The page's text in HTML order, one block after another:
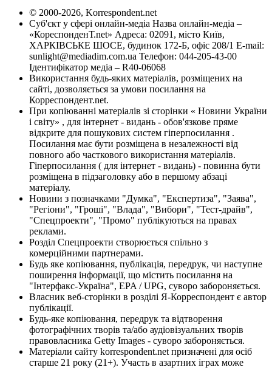
© 2000-2026, Korrespondent.net
Суб'єкт у сфері онлайн-медіа Назва онлайн-медіа –
«КореспонденТ.net» Адреса: 02091, місто Київ,
ХАРКІВСЬКЕ ШОСЕ, будинок 172-Б, офіс 208/1 E-mail:
sunlight@mediadim.com.ua Телефон: 044-205-43-00
Ідентифікатор медіа – R40-06068
Використання будь-яких матеріалів, розміщених на
сайті, дозволяється за умови посилання на
Корреспондент.net.
При копіюванні матеріалів зі сторінки « Новини України
і світу» , для інтернет - видань - обов'язкове пряме
відкрите для пошукових систем гіперпосилання .
Посилання має бути розміщена в незалежності від
повного або часткового використання матеріалів.
Гіперпосилання ( для інтернет - видань) - повинна бути
розміщена в підзаголовку або в першому абзаці
матеріалу.
Новини з позначками "Думка", "Експертиза", "Заява",
"Регіони", "Гроші", "Влада", "Вибори", "Тест-драйв",
"Спецпроекти", "Промо" публікуються на правах
реклами.
Розділ Спецпроекти створюється спільно з
комерційними партнерами.
Будь яке копіювання, публікація, передрук, чи наступне
поширення інформації, що містить посилання на
"Інтерфакс-Україна", EPA / UPG, суворо забороняється.
Власник веб-сторінки в розділі Я-Корреспондент є автор
публікації.
Будь-яке копіювання, передрук та відтворення
фотографічних творів та/або аудіовізуальних творів
правовласника Getty Images - суворо забороняється.
Матеріали сайту korrespondent.net призначені для осіб
старше 21 року (21+). Участь в азартних іграх може